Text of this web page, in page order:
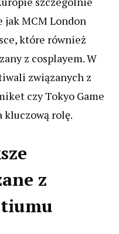
jak MCM London
które również
z cosplayem. W
związanych z
czy Tokyo Game
kluczową rolę.
z